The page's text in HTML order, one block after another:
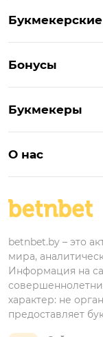
Букмекеры на
БК для ставок на
Бонусы
Бонус на депозит
Бонусы Бетера
Бонусы Винлайн
Букмекеры
Марафонбет
О нас
betnbet.by – это
мира,
Информация на
характер: не
предоставляет